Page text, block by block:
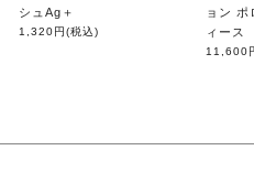
シュAg＋
1,320円(税込)
ョン ポ
ィース
11,600